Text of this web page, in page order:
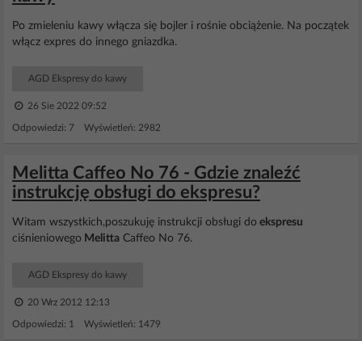
Po zmieleniu kawy włącza się bojler i rośnie obciążenie. Na początek
włącz expres do innego gniazdka.
AGD Ekspresy do kawy
26 Sie 2022 09:52
Odpowiedzi: 7 Wyświetleń: 2982
Melitta Caffeo No 76 - Gdzie znaleźć
instrukcję obsługi do ekspresu?
Witam wszystkich,poszukuję instrukcji obsługi do ekspresu
ciśnieniowego Melitta Caffeo No 76.
AGD Ekspresy do kawy
20 Wrz 2012 12:13
Odpowiedzi: 1 Wyświetleń: 1479